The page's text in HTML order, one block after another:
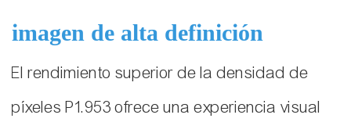
imagen de alta definición
El rendimiento superior de la densidad de
píxeles P1.953 ofrece una experiencia visual